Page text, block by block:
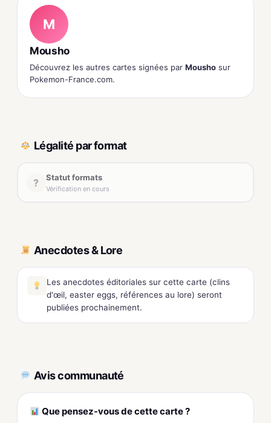
M
Mousho
Découvrez les autres cartes signées par Mousho sur
Pokemon-France.com.
Légalité par format
? Statut formats
Vérification en cours
Anecdotes & Lore
Les anecdotes éditoriales sur cette carte (clins
d'œil, easter eggs, références au lore) seront
publiées prochainement.
Avis communauté
Que pensez-vous de cette carte ?